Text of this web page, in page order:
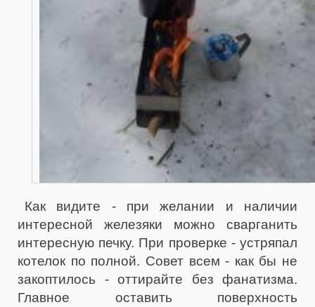
Как видите - при желании и наличии
интересной железяки можно сварганить
интересную печку. При проверке - устряпал
котелок по полной. Совет всем - как бы не
закоптилось - оттирайте без фанатизма.
Главное оставить поверхность